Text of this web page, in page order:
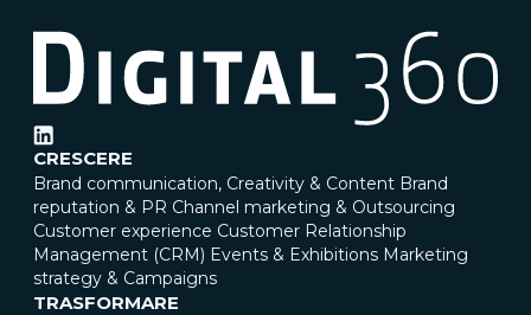
CRESCERE
Brand communication, Creativity & Content Brand
reputation & PR Channel marketing & Outsourcing
Customer experience Customer Relationship
Management (CRM) Events & Exhibitions Marketing
strategy & Campaigns
TRASFORMARE